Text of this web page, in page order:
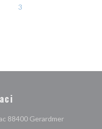
3
88400 Gerardmer((apre una